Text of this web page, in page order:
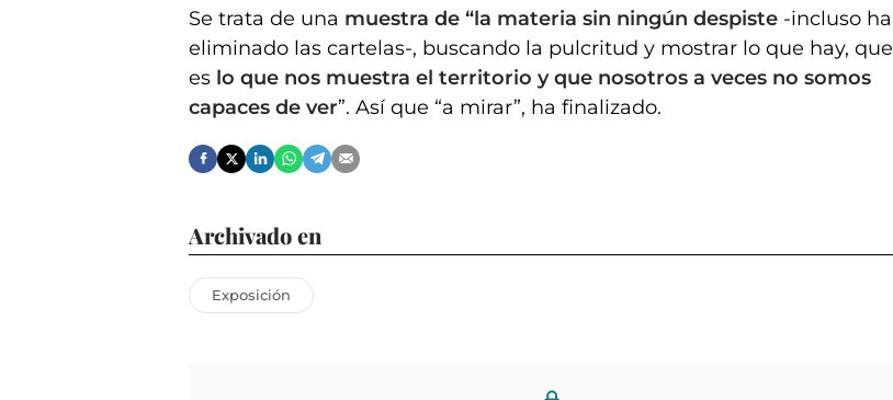
Se trata de una muestra de “la materia sin ningún despiste -incluso ha
eliminado las cartelas-, buscando la pulcritud y mostrar lo que hay, que
es lo que nos muestra el territorio y que nosotros a veces no somos
capaces de ver”. Así que “a mirar”, ha finalizado.
Archivado en
Exposición